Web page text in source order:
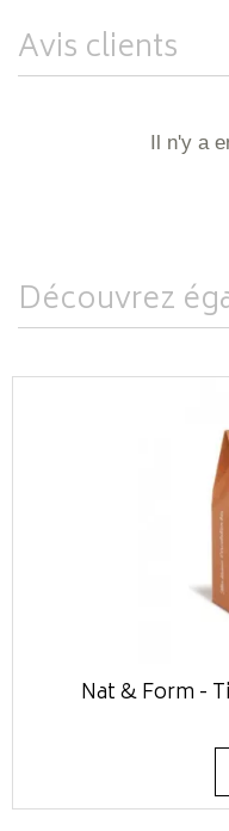
Avis clients
Il n'y a
Découvrez
Nat & Form -